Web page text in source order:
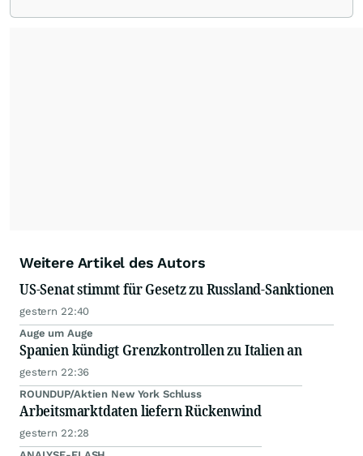
Weitere Artikel des Autors
US-Senat stimmt für Gesetz zu Russland-Sanktionen
gestern 22:40
Auge um Auge
Spanien kündigt Grenzkontrollen zu Italien an
gestern 22:36
ROUNDUP/Aktien New York Schluss
Arbeitsmarktdaten liefern Rückenwind
gestern 22:28